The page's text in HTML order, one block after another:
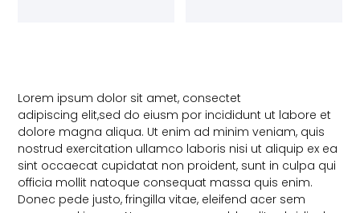
Lorem ipsum dolor sit amet, consectet
adipiscing elit,sed do eiusm por incididunt ut labore et
dolore magna aliqua. Ut enim ad minim veniam, quis
nostrud exercitation ullamco laboris nisi ut aliquip ex ea
sint occaecat cupidatat non proident, sunt in culpa qui
officia mollit natoque consequat massa quis enim.
Donec pede justo, fringilla vitae, eleifend acer sem